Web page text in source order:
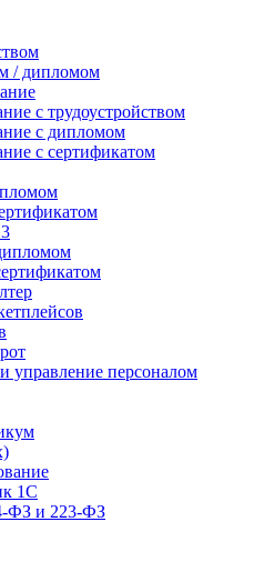
/ дипломом
с трудоустройством
с дипломом
с сертификатом
управление персоналом
1С
и 223‑ФЗ